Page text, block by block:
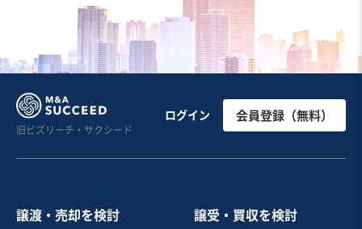
旧ビズリーチ・サクシード
ログイン 会員登録（無料）
譲渡・売却を検討 譲受・買収を検討